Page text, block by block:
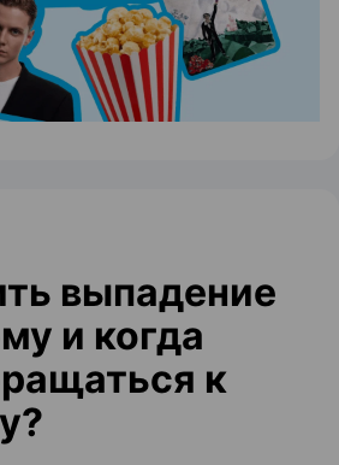
выпадение
и когда
к